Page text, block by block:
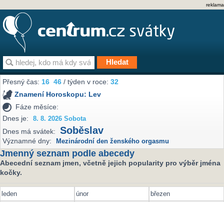
reklama
Přesný čas:16 46 / týden v roce:32
Znamení Horoskopu: Lev
Fáze měsíce:
Dnes je:
8. 8. 2026 Sobota
Dnes má svátek: Soběslav
Významné dny: Mezinárodní den ženského orgasmu
Jmenný seznam podle abecedy
Abecední seznam jmen, včetně jejich popularity pro výběr jména
kočky.
leden únor
březen